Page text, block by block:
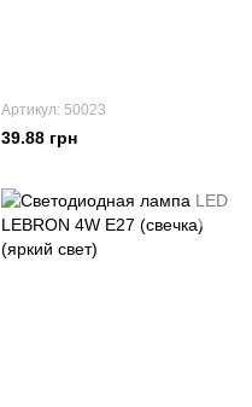
Артикул: 50023
39.88 грн